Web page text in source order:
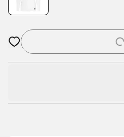
Öppnar en Modal för att logga